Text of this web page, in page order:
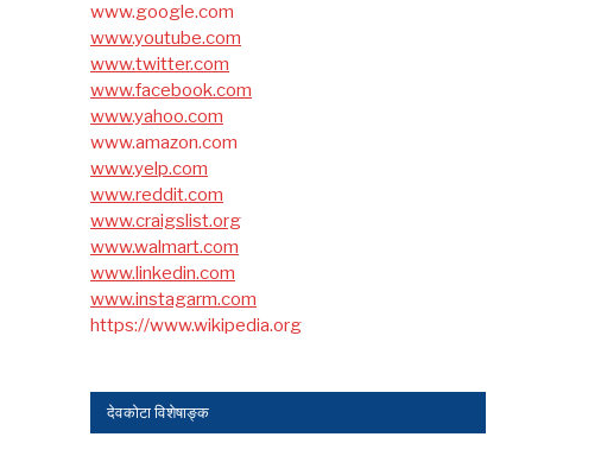
www.google.com
www.youtube.com
www.twitter.com
www.facebook.com
www.yahoo.com
www.amazon.com
www.yelp.com
www.reddit.com
www.craigslist.org
www.walmart.com
www.linkedin.com
www.instagarm.com
https://www.wikipedia.org
देवकोटा विशेषाङ्क